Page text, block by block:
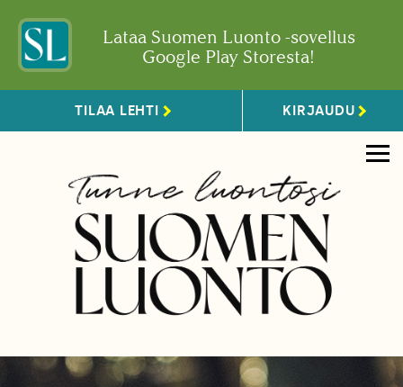
Lataa Suomen Luonto -sovellus
Google Play Storesta!
TILAA LEHTI KIRJAUDU